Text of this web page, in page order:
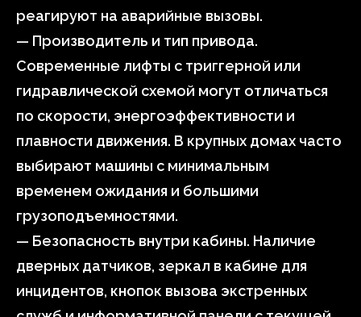
реагируют на аварийные вызовы.
— Производитель и тип привода.
Современные лифты с триггерной или
гидравлической схемой могут отличаться
по скорости, энергоэффективности и
плавности движения. В крупных домах часто
выбирают машины с минимальным
временем ожидания и большими
грузоподъемностями.
— Безопасность внутри кабины. Наличие
дверных датчиков, зеркал в кабине для
инцидентов, кнопок вызова экстренных